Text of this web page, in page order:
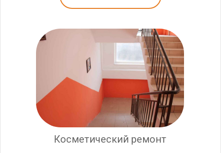
Косметический ремонт